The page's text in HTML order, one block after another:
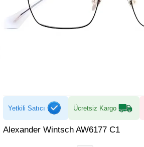
Yetkili Satıcı Ücretsiz Kargo
Alexander Wintsch AW6177 C1